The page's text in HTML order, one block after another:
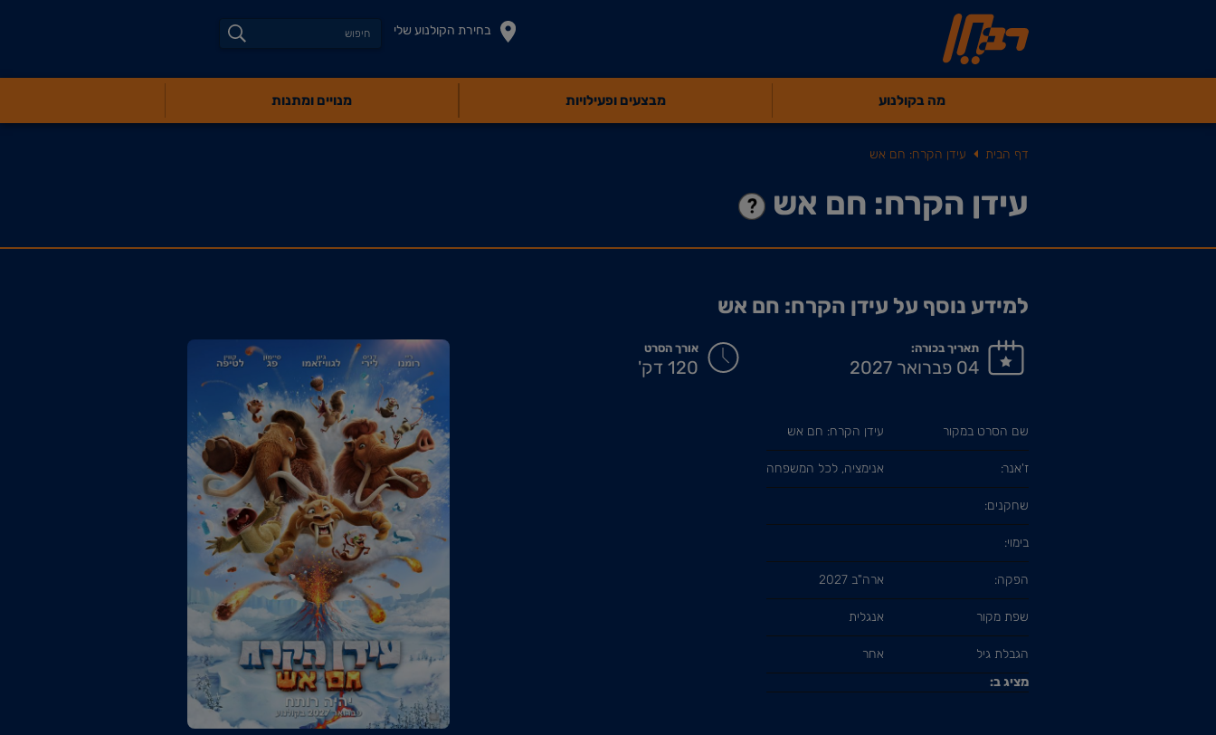
בחירת הקולנוע שלי
מה בקולנוע מבצעים ופעילויות מנויים ומתנות
דף הבית עידן הקרח: חם אש
עידן הקרח: חם אש
למידע נוסף על עידן הקרח: חם אש
תאריך בכורה:
04 פברואר 2027
אורך הסרט
120 דק'
שם הסרט במקור עידן הקרח: חם אש
ז'אנר: אנימציה, לכל המשפחה
שחקנים:
בימוי:
הפקה: ארה"ב 2027
שפת מקור אנגלית
הגבלת גיל
אחר
מציג ב: